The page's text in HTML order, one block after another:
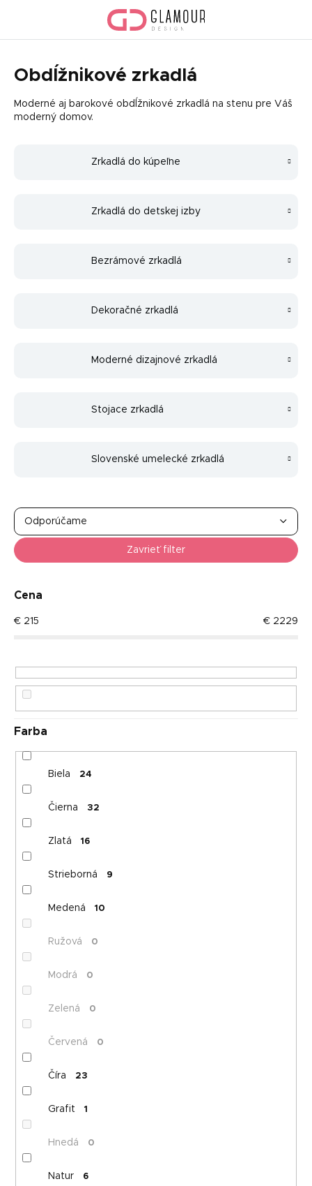
Obdĺžnikové zrkadlá
Moderné aj barokové obdĺžnikové zrkadlá na stenu pre Váš
moderný domov.
Zrkadlá do kúpeľne
Zrkadlá do detskej izby
Bezrámové zrkadlá
Dekoračné zrkadlá
Moderné dizajnové zrkadlá
Stojace zrkadlá
Slovenské umelecké zrkadlá
R
d
e
n
e
r
k
v
Odporúčame
Najpredávanejšie
Abecedne
Zavrieť filter
Cena
€ 215 € 2229
Farba
Biela 24
Čierna 32
Zlatá 16
Strieborná 9
Medená 10
Ružová 0
Modrá 0
Zelená 0
Červená 0
Číra 23
Grafit 1
Hnedá 0
Natur 6